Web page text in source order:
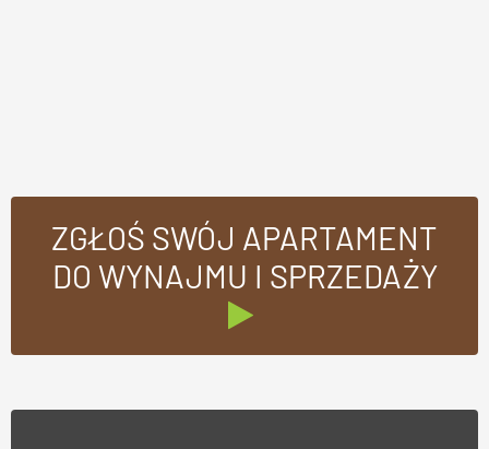
ZGŁOŚ SWÓJ APARTAMENT
DO WYNAJMU I SPRZEDAŻY